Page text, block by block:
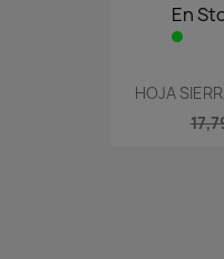
En
HOJA